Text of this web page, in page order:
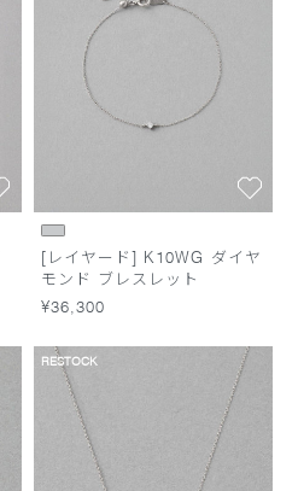
[レイヤード] K10WG ダイヤ
モンド ブレスレット
¥36,300
RESTOCK